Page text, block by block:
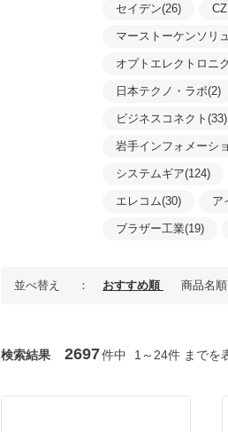
セイデン(26)
マーストーケンソリ
オプトエレクトロニ
日本テクノ・ラボ(2)
ビジネスコネクト(33)
岩手インフォメーシ
システムギア(124)
エレコム(30) ア
ブラザー工業(19)
並べ替え おすすめ順 商品名順
検索結果 2697件中 1～24件 までを